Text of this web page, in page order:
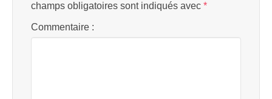
champs obligatoires sont indiqués avec *
Commentaire :